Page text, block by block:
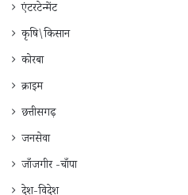
एंटरटेन्मेंट
कृषि\किसान
कोरबा
क्राइम
छत्तीसगढ़
जनसेवा
जाँजगीर -चाँपा